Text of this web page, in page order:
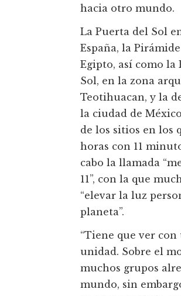
hacia otro mundo.
La Puerta del Sol
España, la
Egipto, así como la
Sol, en la zona
Teotihuacan, y la
la ciudad de
de los sitios en los
horas con 11
cabo la llamada
11”, con la que
“elevar la luz
planeta”.
“Tiene que ver
unidad. Sobre el
muchos grupos
mundo, sin